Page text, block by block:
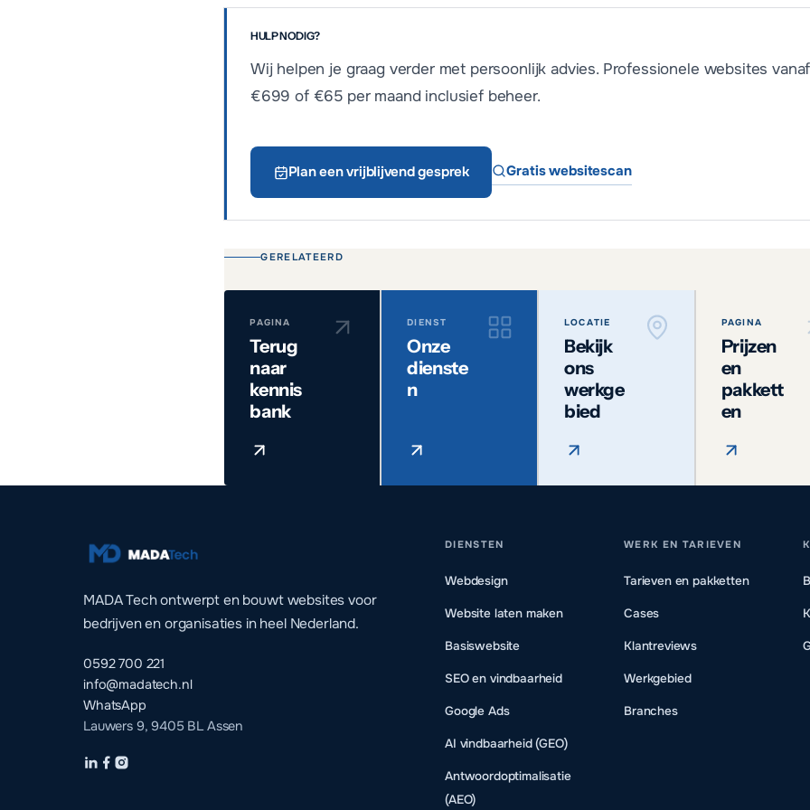
HULP NODIG?
Wij helpen je graag verder met persoonlijk advies. Professionele websites vanaf
€699 of €65 per maand inclusief beheer.
Plan een vrijblijvend gesprek Gratis websitescan
GERELATEERD
PAGINA
Terug
naar
kennis
bank
DIENST
Onze
dienste
n
LOCATIE
Bekijk
ons
werkge
bied
PAGINA
Prijzen
en
pakkett
en
MADA Tech ontwerpt en bouwt websites voor
bedrijven en organisaties in heel Nederland.
0592 700 221
info@madatech.nl
WhatsApp
Lauwers 9, 9405 BL Assen
DIENSTEN
Webdesign
Website laten maken
Basiswebsite
SEO en vindbaarheid
Google Ads
AI vindbaarheid (GEO)
Antwoordoptimalisatie
(AEO)
WERK EN TARIEVEN
Tarieven en pakketten
Cases
Klantreviews
Werkgebied
Branches